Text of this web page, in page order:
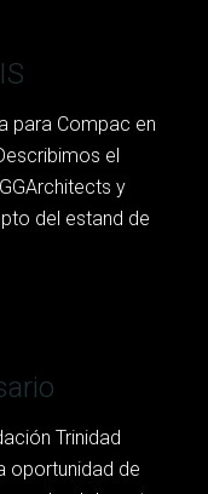
para Compac en
el
y
del estand de
Trinidad
oportunidad de